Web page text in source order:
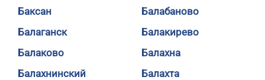
Баксан
Балабаново
Балаганск
Балакирево
Балаково
Балахна
Балахнинский
Балахта